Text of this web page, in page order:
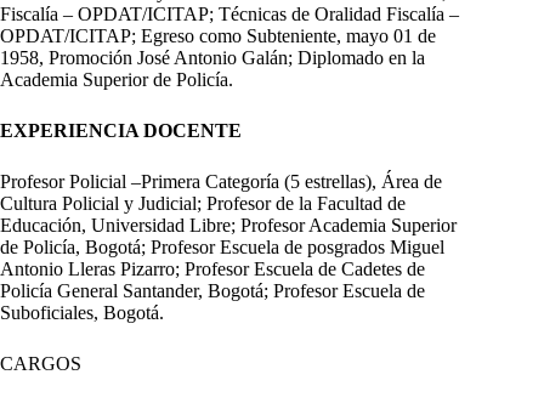
Fiscalía – OPDAT/ICITAP; Técnicas de Oralidad Fiscalía –
OPDAT/ICITAP; Egreso como Subteniente, mayo 01 de
1958, Promoción José Antonio Galán; Diplomado en la
Academia Superior de Policía.
EXPERIENCIA DOCENTE
Profesor Policial –Primera Categoría (5 estrellas), Área de
Cultura Policial y Judicial; Profesor de la Facultad de
Educación, Universidad Libre; Profesor Academia Superior
de Policía, Bogotá; Profesor Escuela de posgrados Miguel
Antonio Lleras Pizarro; Profesor Escuela de Cadetes de
Policía General Santander, Bogotá; Profesor Escuela de
Suboficiales, Bogotá.
CARGOS